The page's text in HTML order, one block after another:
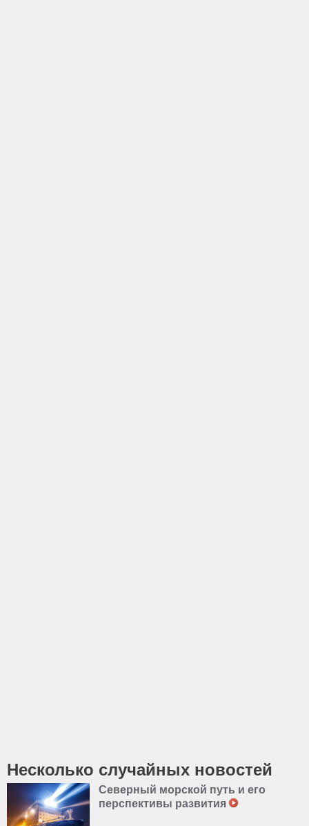
Несколько случайных новостей
Северный морской путь и его
перспективы развития